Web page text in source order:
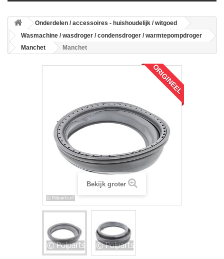
Onderdelen / accessoires - huishoudelijk / witgoed
Wasmachine / wasdroger / condensdroger / warmtepompdroger
Manchet
Manchet
ORIGINEEL
Bekijk groter